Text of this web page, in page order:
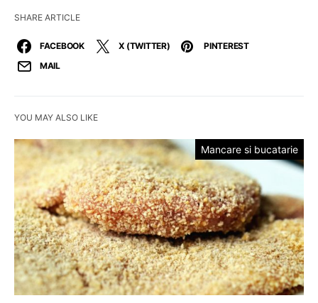
SHARE ARTICLE
FACEBOOK X (TWITTER)
PINTEREST
MAIL
YOU MAY ALSO LIKE
Mancare si bucatarie